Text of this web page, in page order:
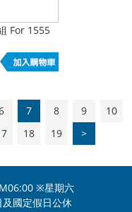
For 1555
7 8 9
10
18 19 >
※星期六
國定假日公休